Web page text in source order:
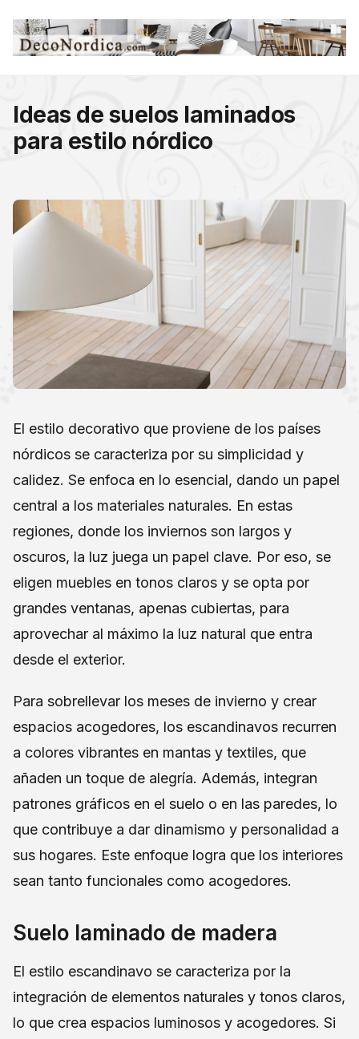
Ideas de suelos laminados
para estilo nórdico​
El estilo decorativo que proviene de los países
nórdicos se caracteriza por su simplicidad y
calidez. Se enfoca en lo esencial, dando un papel
central a los materiales naturales. En estas
regiones, donde los inviernos son largos y
oscuros, la luz juega un papel clave. Por eso, se
eligen muebles en tonos claros y se opta por
grandes ventanas, apenas cubiertas, para
aprovechar al máximo la luz natural que entra
desde el exterior.
Para sobrellevar los meses de invierno y crear
espacios acogedores, los escandinavos recurren
a colores vibrantes en mantas y textiles, que
añaden un toque de alegría. Además, integran
patrones gráficos en el suelo o en las paredes, lo
que contribuye a dar dinamismo y personalidad a
sus hogares. Este enfoque logra que los interiores
sean tanto funcionales como acogedores.
Suelo laminado de madera
El estilo escandinavo se caracteriza por la
integración de elementos naturales y tonos claros,
lo que crea espacios luminosos y acogedores. Si